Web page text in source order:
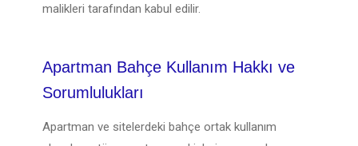
malikleri tarafından kabul edilir.
Apartman Bahçe Kullanım Hakkı ve
Sorumlulukları
Apartman ve sitelerdeki bahçe ortak kullanım